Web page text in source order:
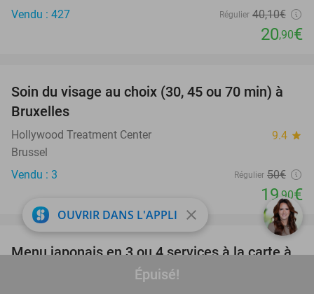
Épuisé!
Vendu : 427
Régulier 40,10€
20,90€
60%
Soin du visage au choix (30, 45 ou 70 min) à
Bruxelles
Hollywood Treatment Center 9.4 star
Brussel
Vendu : 3
Régulier 50€
19 ,90€
36%
favorite_border
Menu japonais en 3 ou 4 services à la carte à
OUVRIR DANS L'APPLI close